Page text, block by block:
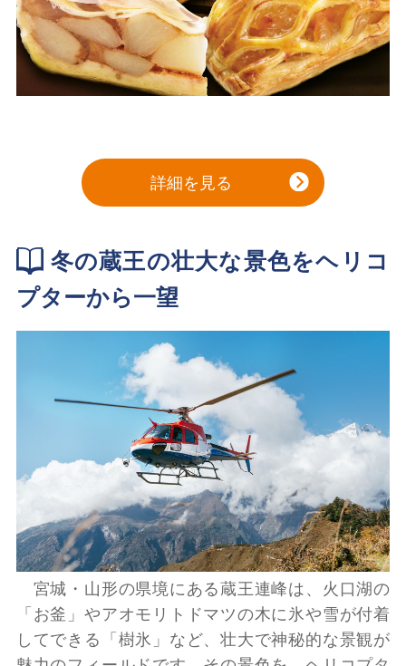
詳細を見る
冬の蔵王の壮大な景色をヘリコ
プターから一望
宮城・山形の県境にある蔵王連峰は、火口湖の
「お釜」やアオモリトドマツの木に氷や雪が付着
してできる「樹氷」など、壮大で神秘的な景観が